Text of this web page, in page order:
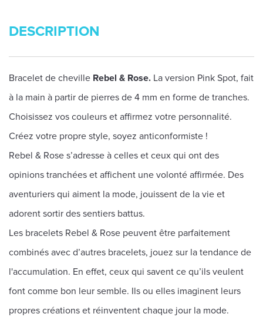
DESCRIPTION
Bracelet de cheville Rebel & Rose. La version Pink Spot, fait
à la main à partir de pierres de 4 mm en forme de tranches.
Choisissez vos couleurs et affirmez votre personnalité.
Créez votre propre style, soyez anticonformiste !
Rebel & Rose s’adresse à celles et ceux qui ont des
opinions tranchées et affichent une volonté affirmée. Des
aventuriers qui aiment la mode, jouissent de la vie et
adorent sortir des sentiers battus.
Les bracelets Rebel & Rose peuvent être parfaitement
combinés avec d’autres bracelets, jouez sur la tendance de
l'accumulation. En effet, ceux qui savent ce qu’ils veulent
font comme bon leur semble. Ils ou elles imaginent leurs
propres créations et réinventent chaque jour la mode.